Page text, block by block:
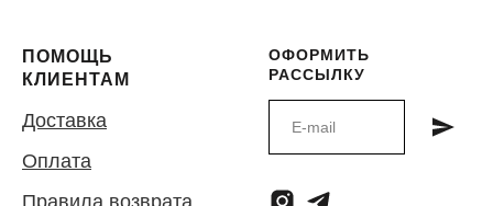
ПОМОЩЬ
КЛИЕНТАМ
Доставка
Оплата
ОФОРМИТЬ
РАССЫЛКУ